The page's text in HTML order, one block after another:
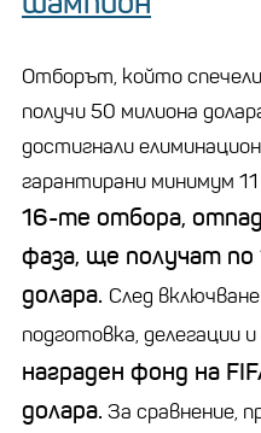
Отборът, който
получи 50 милиона
достигнали
гарантирани минимум
16-те отбора,
фаза, ще получат по
долара. След
подготовка, делегации
награден фонд на
долара. За сравнение,